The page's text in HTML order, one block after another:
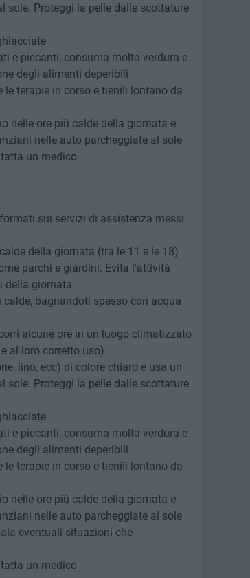
sole. Proteggi la pelle dalle scottature
e piccanti; consuma molta verdura e
degli alimenti deperibili
terapie in corso e tienili lontano da
nelle ore più calde della giornata e
nelle auto parcheggiate al sole
un medico
sui servizi di assistenza messi
della giornata (tra le 11 e le 18)
parchi e giardini. Evita l'attività
della giornata
bagnandoti spesso con acqua
alcune ore in un luogo climatizzato
al loro corretto uso)
lino, ecc) di colore chiaro e usa un
sole. Proteggi la pelle dalle scottature
e piccanti; consuma molta verdura e
degli alimenti deperibili
terapie in corso e tienili lontano da
nelle ore più calde della giornata e
nelle auto parcheggiate al sole
eventuali situazioni che
un medico